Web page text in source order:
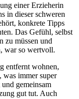
einer Erzieherin
in dieser schweren
konkrete Tipps
Das Gefühl, selbst
zu müssen und
war so wertvoll.
entfernt wohnen,
was immer super
gemeinsam
gut tut. Auch